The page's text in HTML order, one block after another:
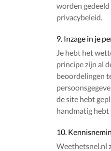
worden
privacybeleid.
9. Inzage in je
Je hebt het
principe zijn al
beoordelingen
de site hebt
handmatig
10.
Weethetsnel.nl